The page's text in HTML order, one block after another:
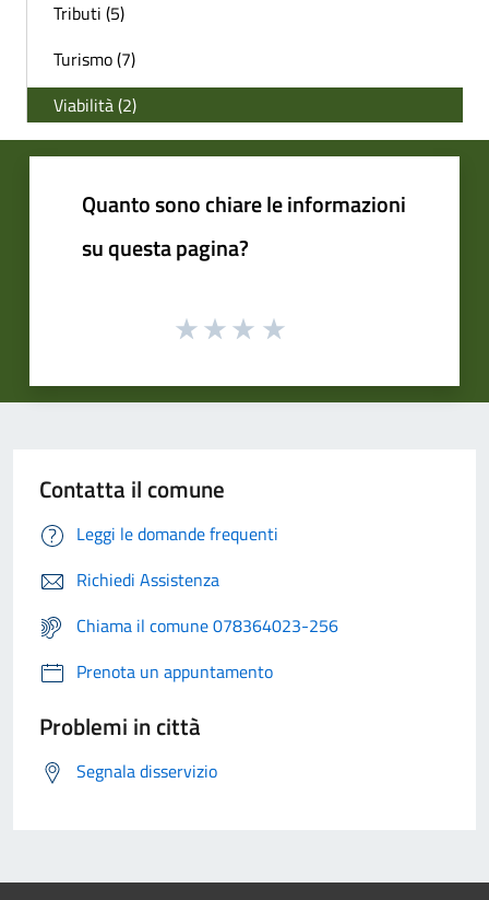
Tributi (5)
Turismo (7)
Viabilità (2)
Quanto sono chiare le informazioni
su questa pagina?
Contatta il comune
Leggi le domande frequenti
Richiedi Assistenza
Chiama il comune 078364023-256
Prenota un appuntamento
Problemi in città
Segnala disservizio